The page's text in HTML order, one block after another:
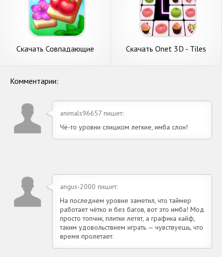
Скачать Совпадающие
Скачать Onet 3D - Tiles
Комментарии:
animals96657 пишет:
Чё-то уровни слишком легкие, имба слон!
angus-2000 пишет:
На последнем уровне заметил, что таймер
работает чётко и без багов, вот это имба! Мод
просто топчик, плитки летят, а графика кайф,
таким удовольствием играть — чувствуешь, что
время пролетает.